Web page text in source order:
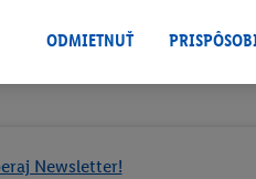
Newsletter!
aj na rôznych zariadeniach a
alebo používanie viacerých
ďalších identifikátorov/
ODMIETNUŤ